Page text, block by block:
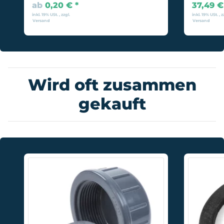
ab 0,20 € *
inkl. 19% USt. , zzgl.
Versand
37,49
inkl. 19% USt. ,
Versand
Wird oft zusammen
gekauft